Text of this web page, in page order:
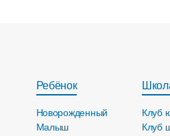
Ребёнок
Новорожденный
Малыш
Клуб
Клуб